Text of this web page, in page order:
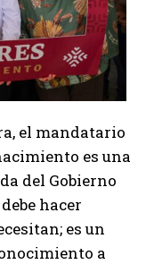
el mandatario
es una
del Gobierno
hacer
es un
a